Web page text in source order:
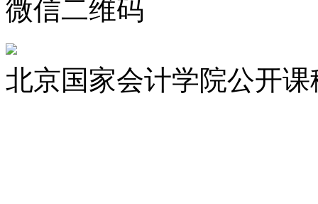
微信二维码
北京国家会计学院公开课